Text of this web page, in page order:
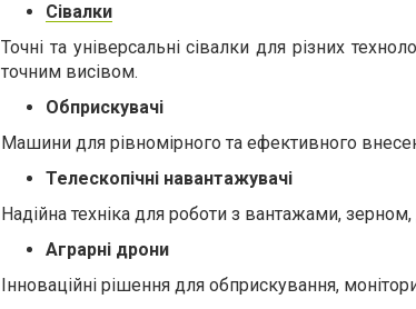
Сівалки
Точні та універсальні сівалки для різних
точним висівом.
Обприскувачі
Машини для рівномірного та ефективного
Телескопічні навантажувачі
Надійна техніка для роботи з вантажами,
Аграрні дрони
Інноваційні рішення для обприскування,